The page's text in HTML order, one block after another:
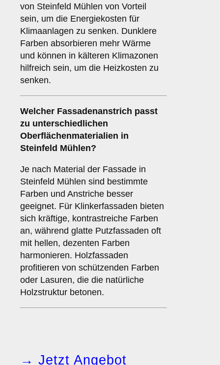
von Steinfeld Mühlen von Vorteil
sein, um die Energiekosten für
Klimaanlagen zu senken. Dunklere
Farben absorbieren mehr Wärme
und können in kälteren Klimazonen
hilfreich sein, um die Heizkosten zu
senken.
Welcher Fassadenanstrich passt
zu unterschiedlichen
Oberflächenmaterialien in
Steinfeld Mühlen?
Je nach Material der Fassade in
Steinfeld Mühlen sind bestimmte
Farben und Anstriche besser
geeignet. Für Klinkerfassaden bieten
sich kräftige, kontrastreiche Farben
an, während glatte Putzfassaden oft
mit hellen, dezenten Farben
harmonieren. Holzfassaden
profitieren von schützenden Farben
oder Lasuren, die die natürliche
Holzstruktur betonen.
→ Jetzt Angebot